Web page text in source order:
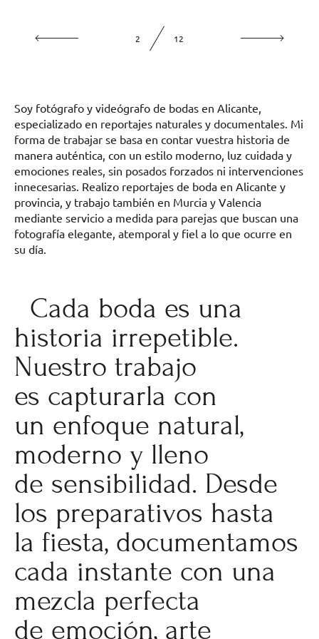
2 12
Soy fotógrafo y videógrafo de bodas en Alicante,
especializado en reportajes naturales y documentales. Mi
forma de trabajar se basa en contar vuestra historia de
manera auténtica, con un estilo moderno, luz cuidada y
emociones reales, sin posados forzados ni intervenciones
innecesarias. Realizo reportajes de boda en Alicante y
provincia, y trabajo también en Murcia y Valencia
mediante servicio a medida para parejas que buscan una
fotografía elegante, atemporal y fiel a lo que ocurre en
su día.
Cada boda es una
historia irrepetible.
Nuestro trabajo
es capturarla con
un enfoque natural,
moderno y lleno
de sensibilidad. Desde
los preparativos hasta
la fiesta, documentamos
cada instante con una
mezcla perfecta
de emoción, arte